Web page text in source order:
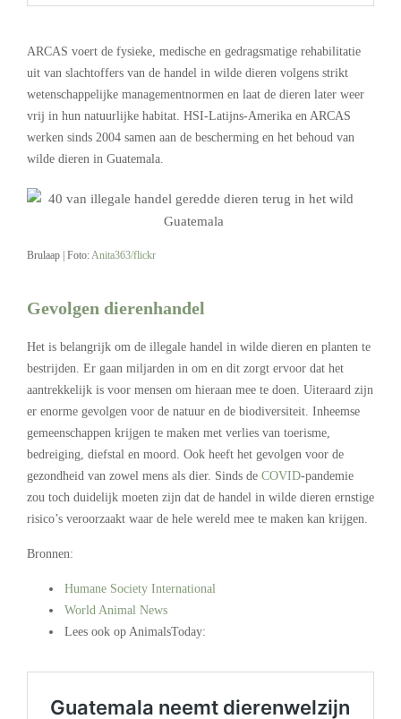
ARCAS voert de fysieke, medische en gedragsmatige rehabilitatie
uit van slachtoffers van de handel in wilde dieren volgens strikt
wetenschappelijke managementnormen en laat de dieren later weer
vrij in hun natuurlijke habitat. HSI-Latijns-Amerika en ARCAS
werken sinds 2004 samen aan de bescherming en het behoud van
wilde dieren in Guatemala.
Brulaap | Foto:Anita363/flickr
Gevolgen dierenhandel
Het is belangrijk om de illegale handel in wilde dieren en planten te
bestrijden. Er gaan miljarden in om en dit zorgt ervoor dat het
aantrekkelijk is voor mensen om hieraan mee te doen. Uiteraard zijn
er enorme gevolgen voor de natuur en de biodiversiteit. Inheemse
gemeenschappen krijgen te maken met verlies van toerisme,
bedreiging, diefstal en moord. Ook heeft het gevolgen voor de
gezondheid van zowel mens als dier. Sinds de COVID-pandemie
zou toch duidelijk moeten zijn dat de handel in wilde dieren ernstige
risico’s veroorzaakt waar de hele wereld mee te maken kan krijgen.
Bronnen:
Humane Society International
World Animal News
Lees ook op AnimalsToday: